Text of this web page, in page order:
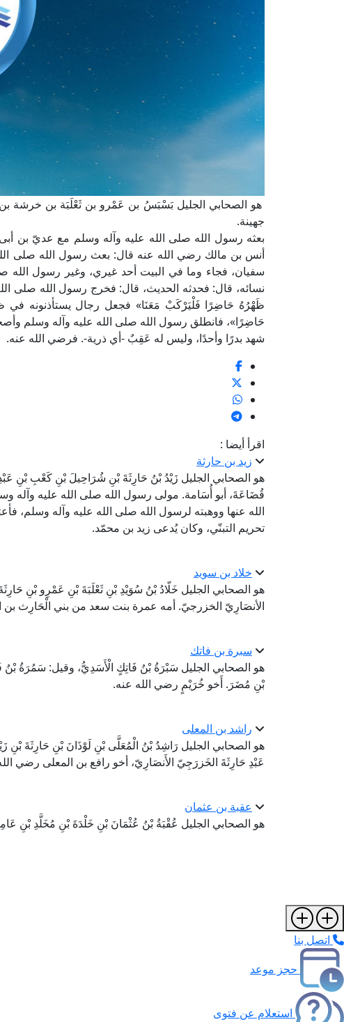
هو الصحابي الجليل بَسْبَسُ بن عَمْرو بن ثَعْلَبَة بن خرشة
جهينة.
بعثه رسول الله صلى الله عليه وآله وسلم مع عديّ بن
أنس بن مالك رضي الله عنه قال: بعث رسول الله صلى
سفيان، فجاء وما في البيت أحد غيري، وغير رسول الله
نسائه، قال: فحدثه الحديث، قال: فخرج رسول الله صلى
ظَهْرُهُ حَاضِرًا فَلْيَرْكَبْ مَعَنَا» فجعل رجال يستأذنونه في
حَاضِرًا»، فانطلق رسول الله صلى الله عليه وآله وسلم
شهد بدرًا وأحدًا، وليس له عَقِبٌ -أي ذرية-. فرضي الله عنه.
اقرأ أيضا :
زيد بن حارثة
هو الصحابي الجليل زَيْدُ بْنُ حَارِثَةَ بْنِ شُرَاحِيلَ بْنِ كَعْبِ بْنِ
قُضَاعَةَ، أبو أُسَامة. مولى رسول الله صلى الله عليه وآله
الله عنها ووهبته لرسول الله صلى الله عليه وآله وسلم،
تحريم التبنّي، وكان يُدعى زيد بن محمّد.
خلاد بن سويد
هو الصحابي الجليل خَلّادُ بْنُ سُوَيْدِ بْنِ ثَعْلَبَةَ بْنِ عَمْرِو بْنِ
الأنصَارِيّ الخزرجيّ. أمه عمرة بنت سعد من بني الْحَارِث بن
سبرة بن فاتك
هو الصحابي الجليل سَبْرَةُ بْنُ فَاتِكٍ الْأَسَدِيُّ، وقيل: سَمُرَةُ
بْنِ مُضَرَ. أَخو خُرَيْمٍ رضي الله عنه.
راشد بن المعلى
هو الصحابي الجليل رَاشِدُ بْنُ الْمُعَلَّى بْنِ لَوْذَانَ بْنِ حَارِثَةَ بْنِ
عَبْدِ حَارِثَةَ الخَزرَجِيّ الأَنصَارِيّ، أخو رافع بن المعلى رضي
عقبة بن عثمان
هو الصحابي الجليل عُقْبَةُ بْنُ عُثْمَانَ بْنِ خَلْدَةَ بْنِ مُخَلَّدِ بْنِ
اتصل بنا
حجز موعد
استعلام عن فتوى